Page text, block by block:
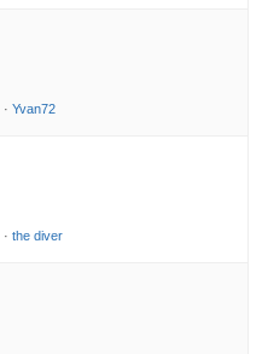
· Yvan72
· the diver